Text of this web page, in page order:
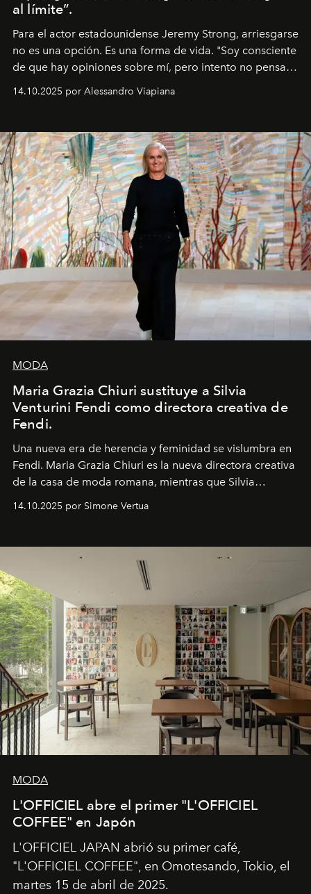
al límite”.
Para el actor estadounidense Jeremy Strong, arriesgarse
no es una opción. Es una forma de vida. "Soy consciente
de que hay opiniones sobre mí, pero intento no pensar
demasiado en cómo me perciben. Creo que es una
pérdida de tiempo", afirma.
14.10.2025 por Alessandro Viapiana
MODA
Maria Grazia Chiuri sustituye a Silvia
Venturini Fendi como directora creativa de
Fendi.
Una nueva era de herencia y feminidad se vislumbra en
Fendi. Maria Grazia Chiuri es la nueva directora creativa
de la casa de moda romana, mientras que Silvia
14.10.2025 por Simone Vertua
MODA
L'OFFICIEL abre el primer "L'OFFICIEL
COFFEE" en Japón
L'OFFICIEL JAPAN abrió su primer café,
"L'OFFICIEL COFFEE", en Omotesando, Tokio, el
martes 15 de abril de 2025.